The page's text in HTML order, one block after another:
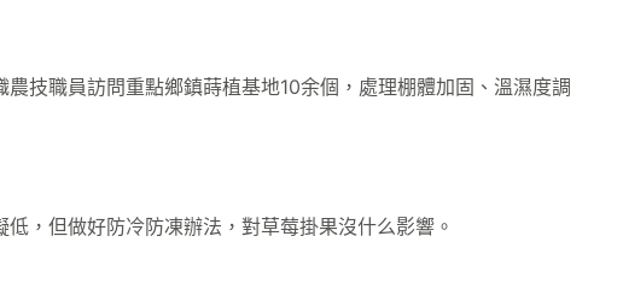
技職員訪問重點鄉鎮蒔植基地10余個，處理棚體加固、溫濕度調
，但做好防冷防凍辦法，對草莓掛果沒什么影響。